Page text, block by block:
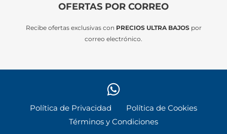
OFERTAS POR CORREO
Recibe ofertas exclusivas con PRECIOS ULTRA BAJOSpor
correo electrónico.
Política de Privacidad
Política de Cookies
Términos y Condiciones